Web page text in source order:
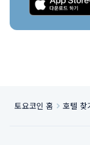
토요코인 홈 호텔 찾